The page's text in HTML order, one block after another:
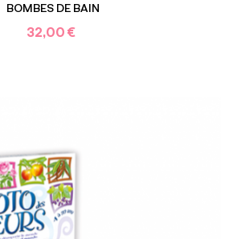
BOMBES DE BAIN
32,00 €